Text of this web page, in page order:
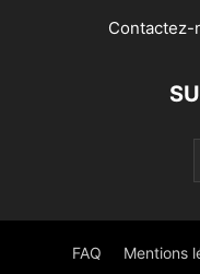
Contactez-
FAQ Mentions